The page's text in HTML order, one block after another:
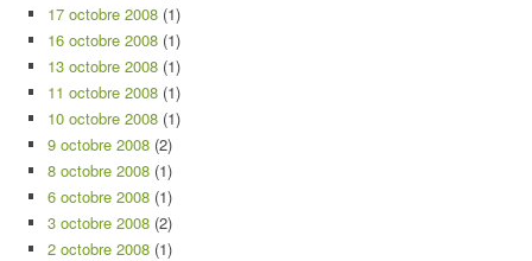
17 octobre 2008 (1)
16 octobre 2008 (1)
13 octobre 2008 (1)
11 octobre 2008 (1)
10 octobre 2008 (1)
9 octobre 2008 (2)
8 octobre 2008 (1)
6 octobre 2008 (1)
3 octobre 2008 (2)
2 octobre 2008 (1)